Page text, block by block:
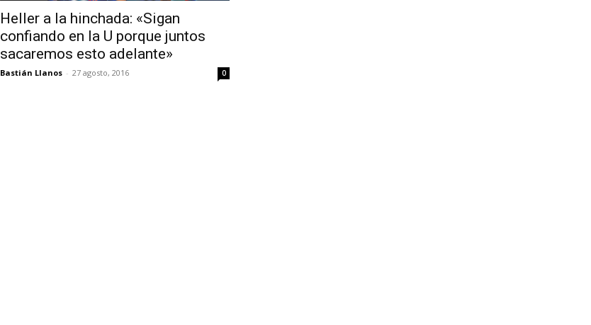
Heller a la hinchada: «Sigan
confiando en la U porque juntos
sacaremos esto adelante»
Bastián Llanos - 27 agosto, 2016 0